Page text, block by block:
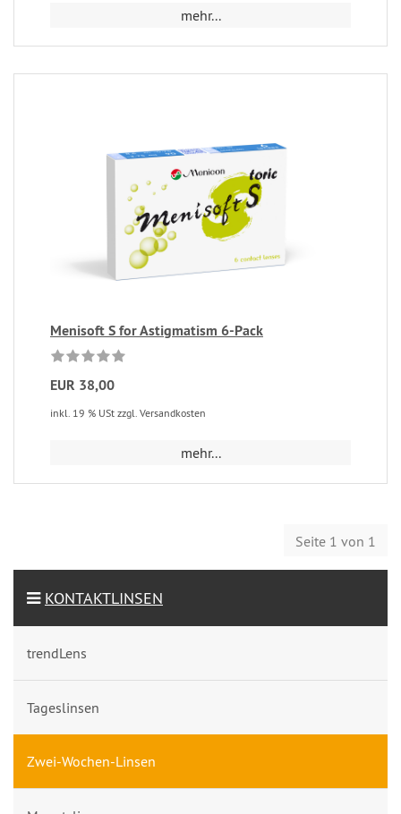
mehr...
Menisoft S for Astigmatism 6-Pack
EUR 38,00
inkl. 19 % USt zzgl. Versandkosten
mehr...
Seite 1 von 1
KONTAKTLINSEN
trendLens
Tageslinsen
Zwei-Wochen-Linsen